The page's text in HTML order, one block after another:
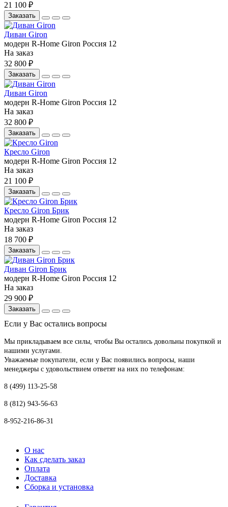
21 100 ₽
Заказать
Диван Giron
модерн R-Home Giron Россия 12
На заказ
32 800 ₽
Заказать
Диван Giron
модерн R-Home Giron Россия 12
На заказ
32 800 ₽
Заказать
Кресло Giron
модерн R-Home Giron Россия 12
На заказ
21 100 ₽
Заказать
Кресло Giron Брик
модерн R-Home Giron Россия 12
На заказ
18 700 ₽
Заказать
Диван Giron Брик
модерн R-Home Giron Россия 12
На заказ
29 900 ₽
Заказать
Если у Вас остались вопросы
Мы прикладываем все силы, чтобы Вы остались довольны покупкой и
нашими услугами.
Уважаемые покупатели, если у Вас появились вопросы, наши
менеджеры с удовольствием ответят на них по телефонам:
8 (499) 113-25-58
8 (812) 943-56-63
8-952-216-86-31
О нас
Как сделать заказ
Оплата
Доставка
Сборка и установка